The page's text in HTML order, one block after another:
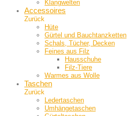
Klangwelten
Accessoires
Zurück
Hüte
Gürtel und Bauch­tanzketten
Schals, Tücher, Decken
Feines aus Filz
Hausschuhe
Filz-Tiere
Warmes aus Wolle
Taschen
Zurück
Ledertaschen
Umhängetaschen